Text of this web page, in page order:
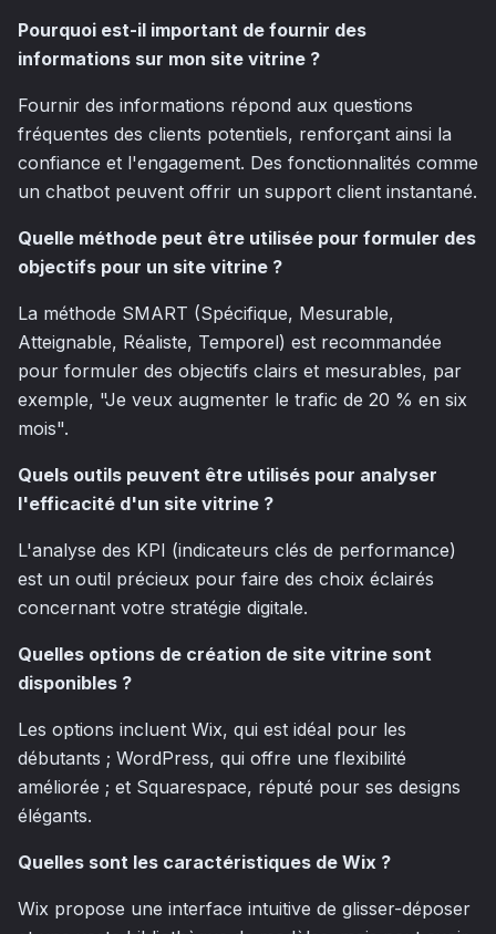
Pourquoi est-il important de fournir des
informations sur mon site vitrine ?
Fournir des informations répond aux questions
fréquentes des clients potentiels, renforçant ainsi la
confiance et l'engagement. Des fonctionnalités comme
un chatbot peuvent offrir un support client instantané.
Quelle méthode peut être utilisée pour formuler des
objectifs pour un site vitrine ?
La méthode SMART (Spécifique, Mesurable,
Atteignable, Réaliste, Temporel) est recommandée
pour formuler des objectifs clairs et mesurables, par
exemple, "Je veux augmenter le trafic de 20 % en six
mois".
Quels outils peuvent être utilisés pour analyser
l'efficacité d'un site vitrine ?
L'analyse des KPI (indicateurs clés de performance)
est un outil précieux pour faire des choix éclairés
concernant votre stratégie digitale.
Quelles options de création de site vitrine sont
disponibles ?
Les options incluent Wix, qui est idéal pour les
débutants ; WordPress, qui offre une flexibilité
améliorée ; et Squarespace, réputé pour ses designs
élégants.
Quelles sont les caractéristiques de Wix ?
Wix propose une interface intuitive de glisser-déposer